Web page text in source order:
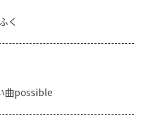
く
曲possible